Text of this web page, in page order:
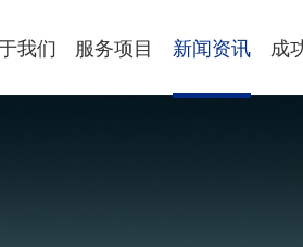
我们 服务项目 新闻资讯 成